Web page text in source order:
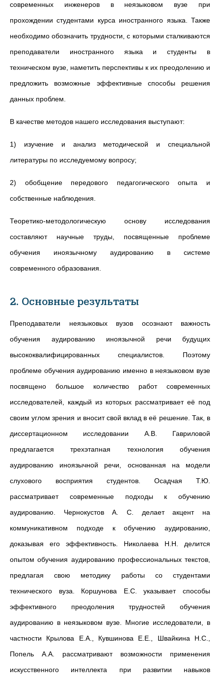
современных инженеровв неязыковом вузе при
прохождении студентами курса иностранного языка. Также
необходимо обозначить трудности, с которыми сталкиваются
преподаватели иностранного языка и студенты в
техническом вузе, наметить перспективы к их преодолению и
предложить возможные эффективные способы решения
данных проблем.
В качестве методов нашего исследования выступают:
1) изучение и анализ методической и специальной
литературы по исследуемому вопросу;
2) обобщение передового педагогического опыта и
собственные наблюдения.
Теоретико-методологическую основу исследования
составляют научные труды, посвященные проблеме
обучения иноязычному аудированию в системе
современного образования.
2. Основные результаты
Преподаватели неязыковых вузов осознают важность
обучения аудированию иноязычной речи будущих
высококвалифицированных специалистов. Поэтому
проблеме обучения аудированию именно в неязыковом вузе
посвящено большое количество работ современных
исследователей, каждый из которых рассматривает её под
своим углом зрения и вносит свой вклад в её решение. Так, в
диссертационном исследовании А.В. Гавриловой
предлагаетсятрехэтапная технология обучения
аудированию иноязычной речи, основанная на модели
слухового восприятия студентов. Осадчая Т.Ю.
рассматривает современные подходы к обучению
аудированию. Чернокустов А. С. делает акцент на
коммуникативном подходе к обучению аудированию,
доказывая его эффективность. Николаева Н.Н. делится
опытом обучения аудированию профессиональных текстов,
предлагая свою методику работы со студентами
технического вуза. Коршунова Е.С. указывает способы
эффективного преодоления трудностей обучения
аудированию в неязыковом вузе. Многие исследователи, в
частности Крылова Е.А., Кувшинова Е.Е., Швайкина Н.С.,
Попель А.А. рассматривают возможности применения
искусственного интеллекта при развитии навыков